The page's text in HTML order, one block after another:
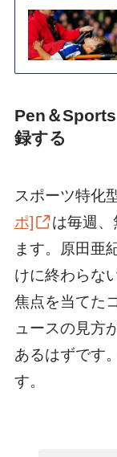
Pen＆
録する
スポーツ特化
ポ]
は毎週
ます。原田亜
けに終わらな
焦点を当てた
ュースの見方
あるはずです
す。